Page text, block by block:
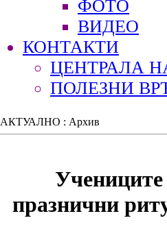
ФОТО
ВИДЕО
КОНТАКТИ
ЦЕНТРАЛА
ПОЛЕЗНИ
АКТУАЛНО : Архив
празнични